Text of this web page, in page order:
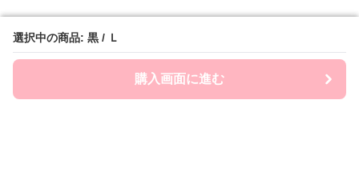
選択中の商品: 黒 / Ｌ
購入画面に進む
選択中の商品: 黒 / Ｌ
購入画面に進む